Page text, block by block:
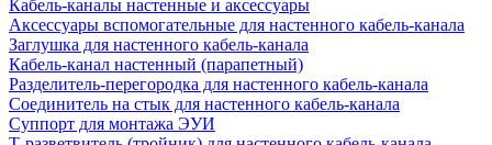
Кабель-каналы настенные и аксессуары
Аксессуары вспомогательные для настенного кабель-канала
Заглушка для настенного кабель-канала
Кабель-канал настенный (парапетный)
Разделитель-перегородка для настенного кабель-канала
Соединитель на стык для настенного кабель-канала
Суппорт для монтажа ЭУИ